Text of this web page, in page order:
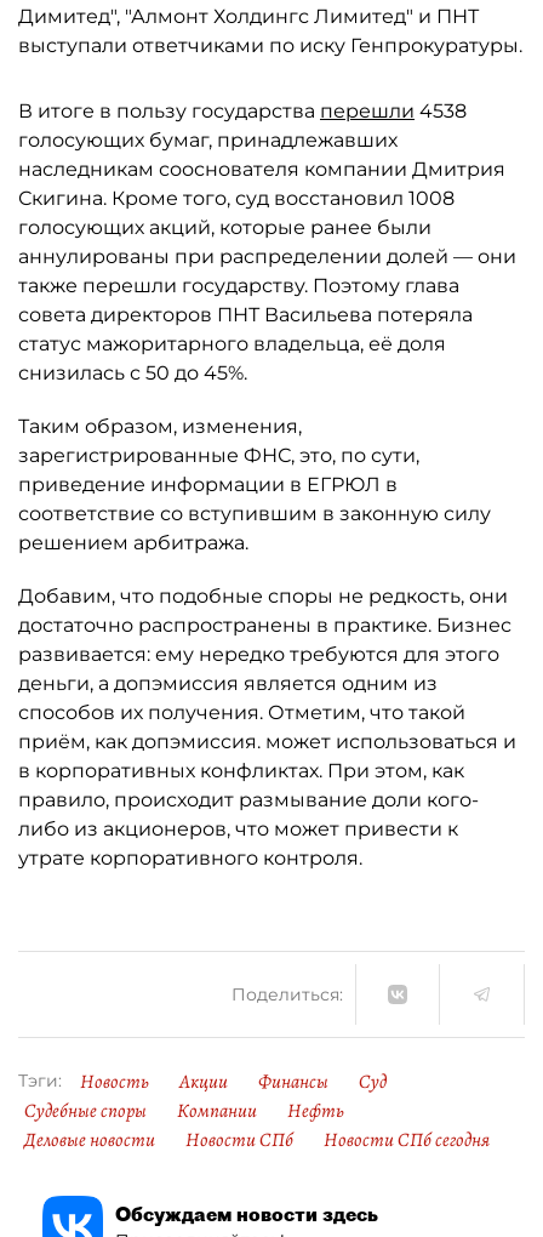
Димитед", "Алмонт Холдингс Лимитед" и ПНТ
выступали ответчиками по иску Генпрокуратуры.
В итоге в пользу государства перешли 4538
голосующих бумаг, принадлежавших
наследникам сооснователя компании Дмитрия
Скигина. Кроме того, суд восстановил 1008
голосующих акций, которые ранее были
аннулированы при распределении долей — они
также перешли государству. Поэтому глава
совета директоров ПНТ Васильева потеряла
статус мажоритарного владельца, её доля
снизилась с 50 до 45%.
Таким образом, изменения,
зарегистрированные ФНС, это, по сути,
приведение информации в ЕГРЮЛ в
соответствие со вступившим в законную силу
решением арбитража.
Добавим, что подобные споры не редкость, они
достаточно распространены в практике. Бизнес
развивается: ему нередко требуются для этого
деньги, а допэмиссия является одним из
способов их получения. Отметим, что такой
приём, как допэмиссия. может использоваться и
в корпоративных конфликтах. При этом, как
правило, происходит размывание доли кого-
либо из акционеров, что может привести к
утрате корпоративного контроля.
Поделиться:
Тэги: Новость Акции Финансы
Суд
Судебные споры
Компании
Нефть
Деловые новости
Новости СПб Новости СПб сегодня
Обсуждаем новости здесь